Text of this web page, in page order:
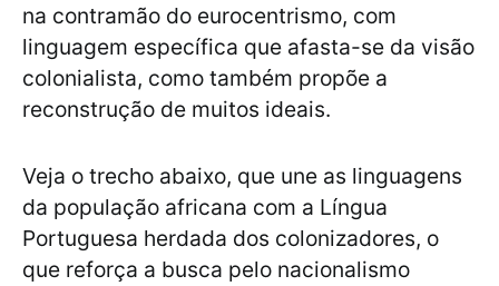
na contramão do eurocentrismo, com
linguagem específica que afasta-se da visão
colonialista, como também propõe a
reconstrução de muitos ideais.
Veja o trecho abaixo, que une as linguagens
da população africana com a Língua
Portuguesa herdada dos colonizadores, o
que reforça a busca pelo nacionalismo